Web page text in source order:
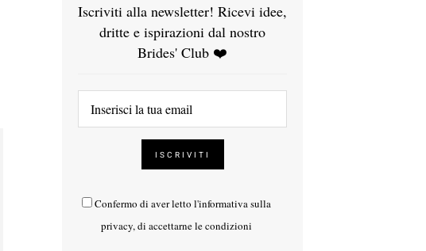
Iscriviti alla newsletter! Ricevi idee,
dritte e ispirazioni dal nostro
Brides' Club ❤️
Confermo di aver letto l'informativa sulla
privacy, di accettarne le condizioni